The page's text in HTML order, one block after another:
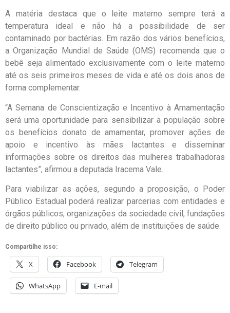
A matéria destaca que o leite materno sempre terá a
temperatura ideal e não há a possibilidade de ser
contaminado por bactérias. Em razão dos vários benefícios,
a Organização Mundial de Saúde (OMS) recomenda que o
bebê seja alimentado exclusivamente com o leite materno
até os seis primeiros meses de vida e até os dois anos de
forma complementar.
“A Semana de Conscientização e Incentivo à Amamentação
será uma oportunidade para sensibilizar a população sobre
os benefícios donato de amamentar, promover ações de
apoio e incentivo às mães lactantes e disseminar
informações sobre os direitos das mulheres trabalhadoras
lactantes”, afirmou a deputada Iracema Vale.
Para viabilizar as ações, segundo a proposição, o Poder
Público Estadual poderá realizar parcerias com entidades e
órgãos públicos, organizações da sociedade civil, fundações
de direito público ou privado, além de instituições de saúde.
Compartilhe isso:
X Facebook Telegram
WhatsApp E-mail